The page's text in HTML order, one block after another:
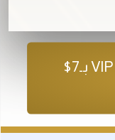
نعم أريد أن أكون عضواً VIP بـ7$